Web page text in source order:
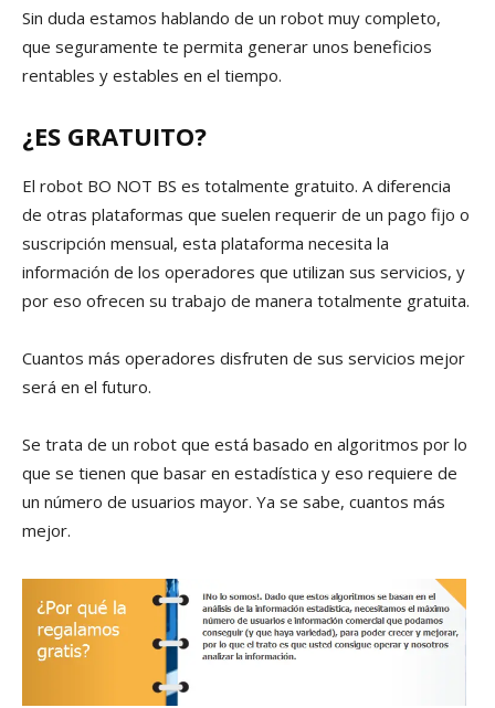
Sin duda estamos hablando de un robot muy completo,
que seguramente te permita generar unos beneficios
rentables y estables en el tiempo.
¿ES GRATUITO?
El robot BO NOT BS es totalmente gratuito. A diferencia
de otras plataformas que suelen requerir de un pago fijo o
suscripción mensual, esta plataforma necesita la
información de los operadores que utilizan sus servicios, y
por eso ofrecen su trabajo de manera totalmente gratuita.
Cuantos más operadores disfruten de sus servicios mejor
será en el futuro.
Se trata de un robot que está basado en algoritmos por lo
que se tienen que basar en estadística y eso requiere de
un número de usuarios mayor. Ya se sabe, cuantos más
mejor.